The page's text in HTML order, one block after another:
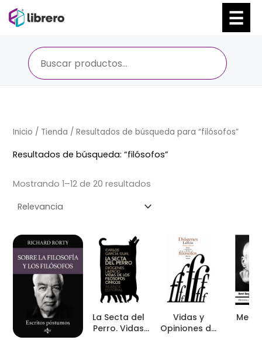
Inicio / Tienda / Resultados de búsqueda para “filósofos”
Resultados de búsqueda: “filósofos”
Mostrando 1–12 de 20 resultados
La Secta del
Perro. Vidas
Vidas y
Opiniones de